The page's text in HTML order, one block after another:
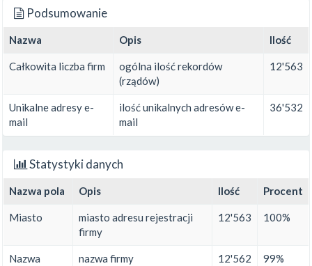
Podsumowanie
Nazwa Opis Ilość
Całkowita liczba firm
ogólna ilość rekordów
(rządów)
12'563
Unikalne adresy e-
mail
ilość unikalnych adresów e-
mail
36'532
Statystyki danych
Nazwa pola Opis Ilość Procent
Miasto
miasto adresu rejestracji
firmy
12'563 100%
Nazwa nazwa firmy 12'562 99%